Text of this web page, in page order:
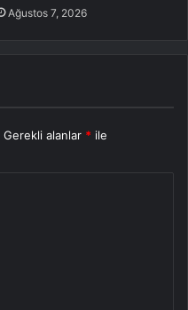
Ağustos 7, 2026
Gerekli alanlar * ile